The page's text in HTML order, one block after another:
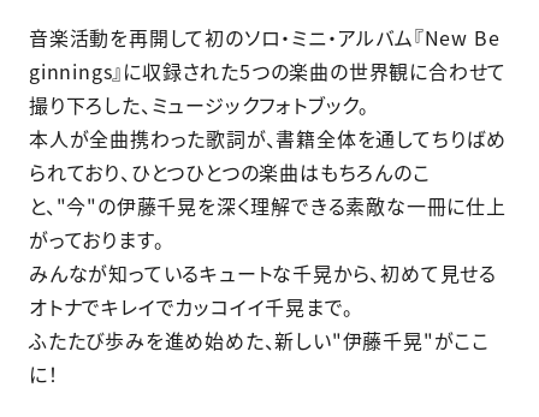
音楽活動を再開して初のソロ・ミニ・アルバム『New Be
ginnings』に収録された5つの楽曲の世界観に合わせて
撮り下ろした、ミュージックフォトブック。
本人が全曲携わった歌詞が、書籍全体を通してちりばめ
られており、ひとつひとつの楽曲はもちろんのこ
と、"今"の伊藤千晃を深く理解できる素敵な一冊に仕上
がっております。
みんなが知っているキュートな千晃から、初めて見せる
オトナでキレイでカッコイイ千晃まで。
ふたたび歩みを進め始めた、新しい"伊藤千晃"がここ
に！